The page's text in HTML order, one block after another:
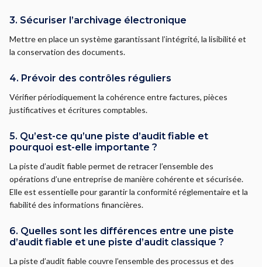
3. Sécuriser l’archivage électronique
Mettre en place un système garantissant l’intégrité, la lisibilité et
la conservation des documents.
4. Prévoir des contrôles réguliers
Vérifier périodiquement la cohérence entre factures, pièces
justificatives et écritures comptables.
5. Qu’est-ce qu’une piste d’audit fiable et
pourquoi est-elle importante ?
La piste d’audit fiable permet de retracer l’ensemble des
opérations d’une entreprise de manière cohérente et sécurisée.
Elle est essentielle pour garantir la conformité réglementaire et la
fiabilité des informations financières.
6. Quelles sont les différences entre une piste
d’audit fiable et une piste d’audit classique ?
La piste d’audit fiable couvre l’ensemble des processus et des